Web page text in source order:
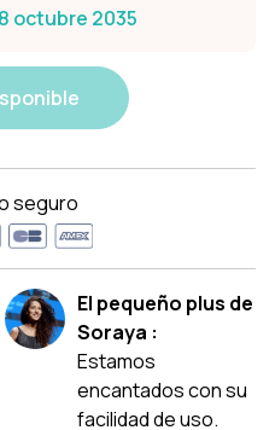
octubre 2035
seguro
El pequeño plus de
Soraya :
Estamos
encantados con su
facilidad de uso.